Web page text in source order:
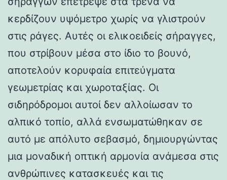
κερδίζουν υψόμετρο χωρίς να γλιστρούν
στις ράγες. Αυτές οι ελικοειδείς σήραγγες,
που στρίβουν μέσα στο ίδιο το βουνό,
αποτελούν κορυφαία επιτεύγματα
γεωμετρίας και χωροταξίας. Οι
σιδηρόδρομοι αυτοί δεν αλλοίωσαν το
αλπικό τοπίο, αλλά ενσωματώθηκαν σε
αυτό με απόλυτο σεβασμό, δημιουργώντας
μια μοναδική οπτική αρμονία ανάμεσα στις
ανθρώπινες κατασκευές και τις